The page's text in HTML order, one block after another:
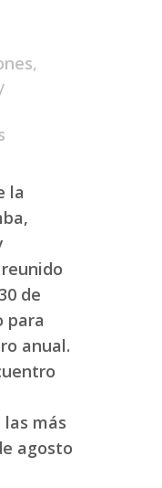
,
la
de
para
anual.
más
agosto